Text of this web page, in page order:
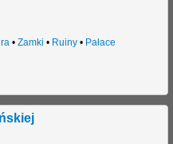
• Zamki • Ruiny• Pałace